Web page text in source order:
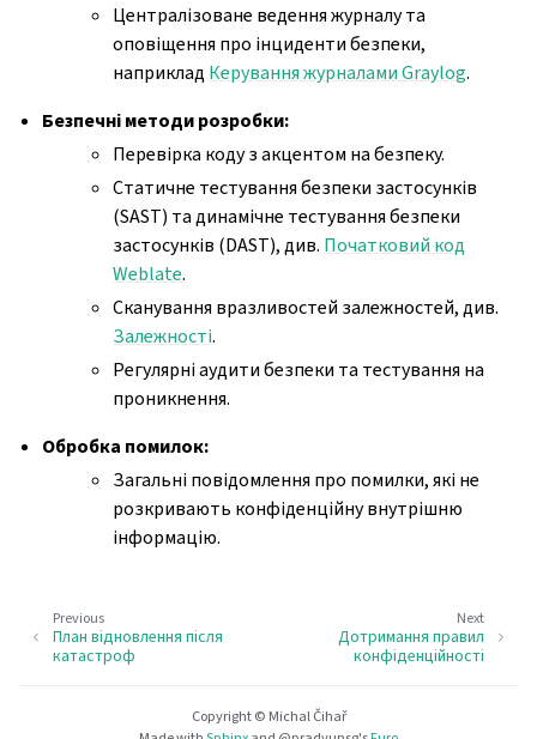
Централізоване ведення журналу та
оповіщення про інциденти безпеки,
наприклад Керування журналами Graylog.
Безпечні методи розробки:
Перевірка коду з акцентом на безпеку.
Статичне тестування безпеки застосунків
(SAST) та динамічне тестування безпеки
застосунків (DAST), див. Початковий код
Weblate.
Сканування вразливостей залежностей, див.
Залежності.
Регулярні аудити безпеки та тестування на
проникнення.
Обробка помилок:
Загальні повідомлення про помилки, які не
розкривають конфіденційну внутрішню
інформацію.
Next
Дотримання правил
конфіденційності
Previous
План відновлення після
катастроф
Copyright © Michal Čihař